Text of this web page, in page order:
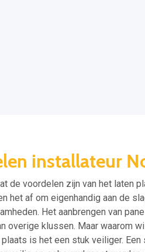
installateur
de voordelen zijn van het laten
het af om eigenhandig aan de
Het aanbrengen van
overige klussen. Maar waarom
is het een stuk veiliger.